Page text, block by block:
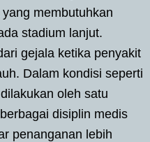
membutuhkan
stadium lanjut.
gejala ketika penyakit
Dalam kondisi seperti
oleh satu
disiplin medis
penanganan lebih